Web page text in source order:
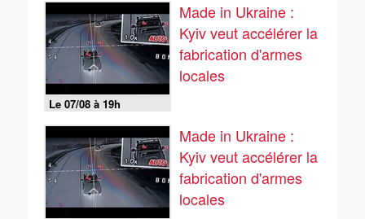
Le 07/08 à 19h
Made in Ukraine :
Kyiv veut accélérer la
fabrication d'armes
locales
Made in Ukraine :
Kyiv veut accélérer la
fabrication d'armes
locales